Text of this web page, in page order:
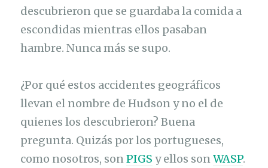
descubrieron que se guardaba la comida a
escondidas mientras ellos pasaban
hambre. Nunca más se supo.
¿Por qué estos accidentes geográficos
llevan el nombre de Hudson y no el de
quienes los descubrieron? Buena
pregunta. Quizás por los portugueses,
como nosotros, sonPIGS y ellos sonWASP.